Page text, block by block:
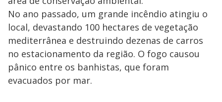
No ano passado, um grande incêndio atingiu o
local, devastando 100 hectares de vegetação
mediterrânea e destruindo dezenas de carros
no estacionamento da região. O fogo causou
pânico entre os banhistas, que foram
evacuados por mar.